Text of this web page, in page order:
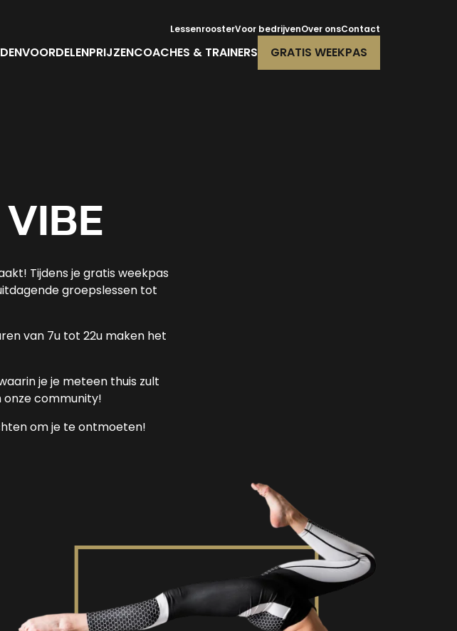
LessenroosterVoor bedrijvenOver onsContact
PRIJZENCOACHES & TRAINERS GRATIS WEEKPAS
Tijdens je gratis weekpas
groepslessen tot
van 7u tot 22u maken het
je je meteen thuis zult
onze community!
om je te ontmoeten!